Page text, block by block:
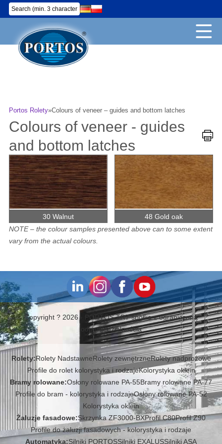
Portos Rolety»Colours of veneer – guides and bottom latches
Colours of veneer - guides
and bottom latches
30 Walnut
48 Gold oak
NOTE – the colour samples presented above can to some extent
vary from the actual colours.
Copyright ? 2026 - PORTOS TR7 spółka z ograniczoną
odpowiedzialnością
Rolety:Rolety NadstawneRolety zewnętrzneRolety nadprożowe
Profile do rolet kolorystyka i rodzajeKolorystyka oklein
Bramy rolowane:Osłony rolowane PA-55Bramy rolowane PA-77
Profile do bram - kolorystyka i rodzajeOsłony rolowane PA-52
Kolorystyka oklein
Żaluzje fasadowe:Skrzynka ZF3000-BXProfil C80Profil Z90
Profile do żaluzji fasadowych - kolorystyka i rodzaje
Automatyka:Silniki PORTOSSilniki EXALUSSilniki ASA